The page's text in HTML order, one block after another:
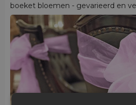
boeket bloemen - gevarieerd en